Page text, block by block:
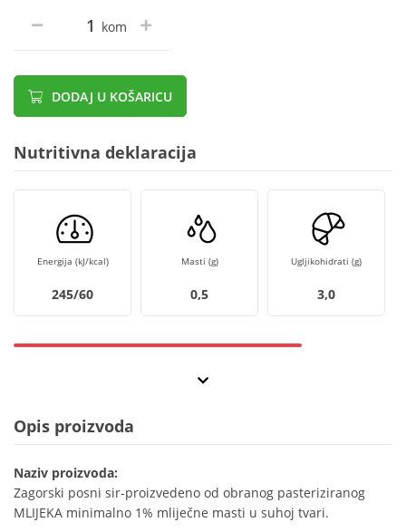
kom
DODAJ U KOŠARICU
Nutritivna deklaracija
Energija (kJ/kcal)
245/60
Masti (g)
0,5
Ugljikohidrati (g)
3,0
Opis proizvoda
Naziv proizvoda:
Zagorski posni sir-proizvedeno od obranog pasteriziranog
MLIJEKA minimalno 1% mliječne masti u suhoj tvari.